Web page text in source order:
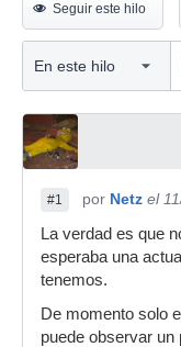
Seguir este hilo
#1 por Netz el
La verdad es que
esperaba una
tenemos.
De momento solo
puede observar